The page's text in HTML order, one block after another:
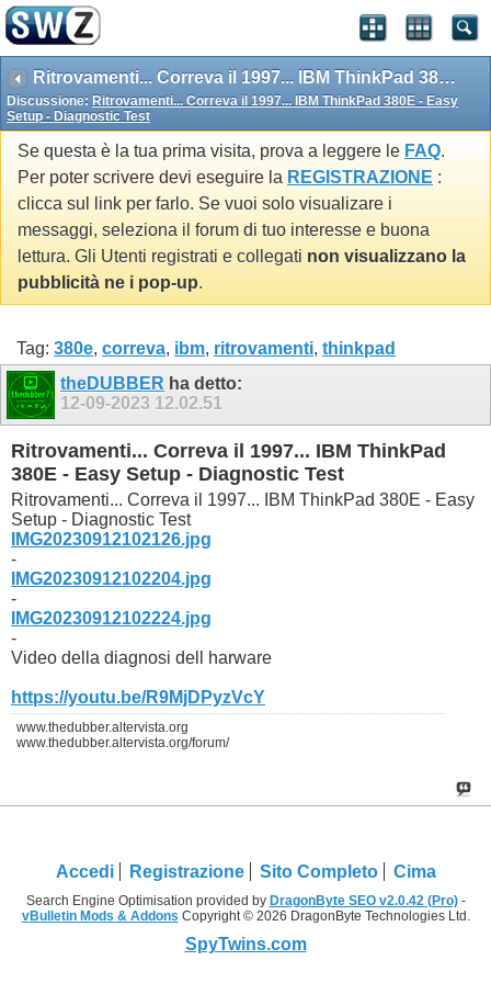
Ritrovamenti... Correva il 1997... IBM ThinkPad 380E - Easy Setup - Diagnostic Test
Discussione: Ritrovamenti... Correva il 1997... IBM ThinkPad 380E - Easy
Setup - Diagnostic Test
Se questa è la tua prima visita, prova a leggere le FAQ.
Per poter scrivere devi eseguire la REGISTRAZIONE :
clicca sul link per farlo. Se vuoi solo visualizare i
messaggi, seleziona il forum di tuo interesse e buona
lettura. Gli Utenti registrati e collegati non visualizzano la
pubblicità ne i pop-up.
Tag: 380e, correva, ibm, ritrovamenti, thinkpad
theDUBBER ha detto:
12-09-2023 12.02.51
Ritrovamenti... Correva il 1997... IBM ThinkPad
380E - Easy Setup - Diagnostic Test
Ritrovamenti... Correva il 1997... IBM ThinkPad 380E - Easy
Setup - Diagnostic Test
IMG20230912102126.jpg
-
IMG20230912102204.jpg
-
IMG20230912102224.jpg
-
Video della diagnosi dell harware
https://youtu.be/R9MjDPyzVcY
www.thedubber.altervista.org
www.thedubber.altervista.org/forum/
Accedi Registrazione Sito Completo Cima
Search Engine Optimisation provided by DragonByte SEO v2.0.42 (Pro)-
vBulletin Mods & Addons Copyright © 2026 DragonByte Technologies Ltd.
SpyTwins.com